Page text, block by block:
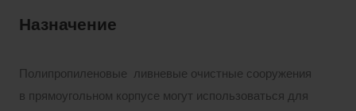
Назначение
Полипропиленовые ливневые очистные сооружения
в прямоугольном корпусе могут использоваться для